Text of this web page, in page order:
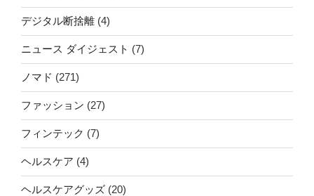
デジタル断捨離 (4)
ニュース ダイジェスト (7)
ノマド (271)
ファッション (27)
フィンテック (7)
ヘルスケア (4)
ヘルスケアグッズ (20)